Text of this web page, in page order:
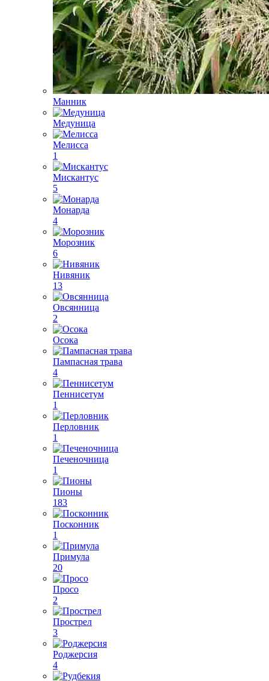
Манник
Медуница
Мелисса
1
Мискантус
5
Монарда
4
Морозник
6
Нивяник
13
Овсянница
2
Осока
Пампасная трава
4
Пеннисетум
1
Перловник
1
Печеночница
1
Пионы
183
Посконник
1
Примула
20
Просо
2
Прострел
3
Роджерсия
4